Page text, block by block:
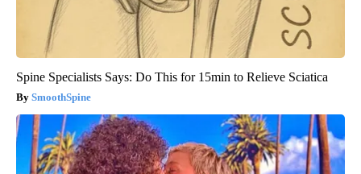
Spine Specialists Says: Do This for 15min to Relieve Sciatica
SmoothSpine